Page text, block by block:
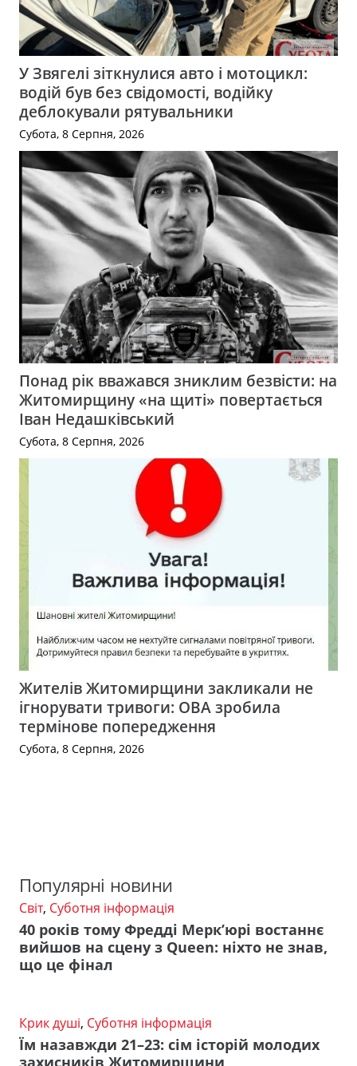
У Звягелі зіткнулися авто і мотоцикл:
водій був без свідомості, водійку
деблокували рятувальники
Субота, 8 Серпня, 2026
Понад рік вважався зниклим безвісти: на
Житомирщину «на щиті» повертається
Іван Недашківський
Субота, 8 Серпня, 2026
Жителів Житомирщини закликали не
ігнорувати тривоги: ОВА зробила
термінове попередження
Субота, 8 Серпня, 2026
Популярні новини
Світ, Суботня інформація
40 років тому Фредді Мерк’юрі востаннє
вийшов на сцену з Queen: ніхто не знав,
що це фінал
Крик душі, Суботня інформація
Їм назавжди 21–23: сім історій молодих
захисників Житомирщини